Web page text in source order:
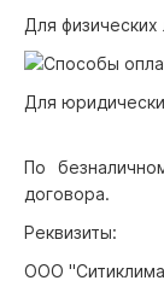
Для физических
Для
По
договора.
Реквизиты:
ООО